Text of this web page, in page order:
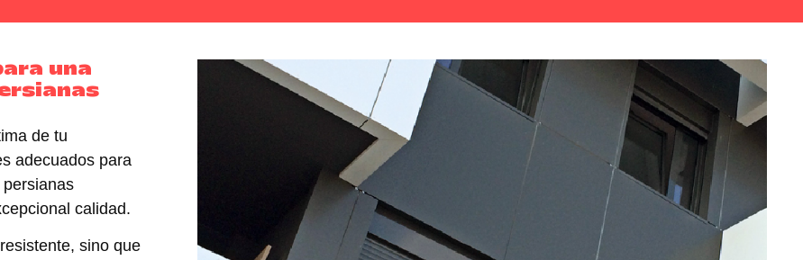
una
de tu
adecuados para
calidad.
sino que